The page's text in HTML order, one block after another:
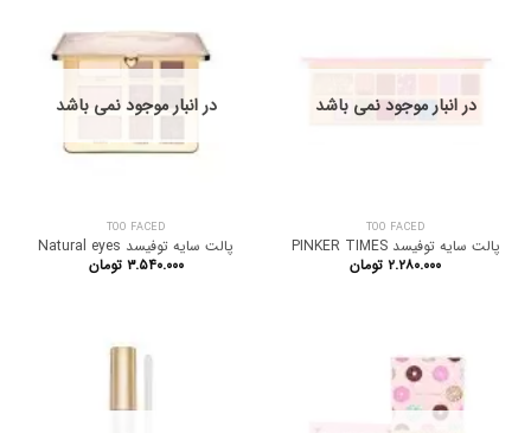
در انبار موجود نمی باشد
TOO FACED
پالت سایه توفیسد PINKER TIMES
۲.۲۸۰.۰۰۰ تومان
در انبار موجود نمی باشد
TOO FACED
پالت سایه توفیسد Natural eyes
۳.۵۴۰.۰۰۰ تومان